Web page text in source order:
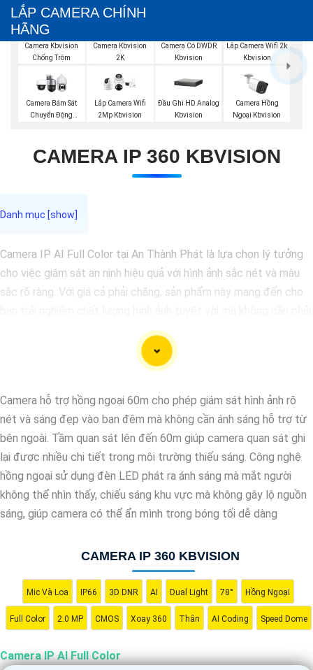
LẮP CAMERA CHÍNH
HÃNG
Camera Kbvision
Chống Trộm
Camera Kbvision
2K
Camera Có DWDR
Kbvision
Lắp Camera Wifi 2k
Kbvision
Camera Bám Sát
Chuyển Động
Lắp Camera Wifi
2Mp Kbvision
Đầu Ghi HD Analog
Kbvision
Camera Hồng
Ngoại Kbvision
CAMERA IP 360 KBVISION
Camera IP AI Full Color tại An Thành Phát là lựa chọn lý tưởng
cho việc giám sát an ninh hiệu quả với hình ảnh sắc nét và màu
sắc rõ ràng. Với giá cả phải chăng, sản phẩm này mang đến cho
bỏ ra số tiền lớn. Được tích hợp công nghệ trí tuệ nhân tạo (AI),
camera này giúp nhận diện chính xác các chi tiết trong hình ảnh
mà không cần ánh sáng hồng ngoại, giúp tiết kiệm năng lượng và
và an toàn.
Camera hỗ trợ hồng ngoại 60m cho phép giám sát hình ảnh rõ
nét và sáng đẹp vào ban đêm mà không cần ánh sáng hỗ trợ từ
bên ngoài. Tầm quan sát lên đến 60m giúp camera quan sát ghi
lại được nhiều chi tiết trong môi trường thiếu sáng. Công nghệ
hồng ngoại sử dụng đèn LED phát ra ánh sáng mà mắt người
không thể nhìn thấy, chiếu sáng khu vực mà không gây lộ nguồn
sáng, giúp camera có thể ẩn mình trong bóng tối dễ dàng
CAMERA IP 360 KBVISION
Mic Và Loa IP66 3D DNR AI Dual Light 78° Hồng Ngoại
Full Color 2.0 MP CMOS Xoay 360 Thân AI Coding Speed Dome
Camera IP AI Full Color